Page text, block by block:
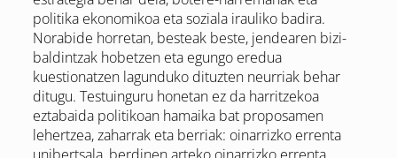
politika ekonomikoa eta soziala irauliko badira.
Norabide horretan, besteak beste, jendearen bizi-
baldintzak hobetzen eta egungo eredua
kuestionatzen lagunduko dituzten neurriak behar
ditugu. Testuinguru honetan ez da harritzekoa
eztabaida politikoan hamaika bat proposamen
lehertzea, zaharrak eta berriak: oinarrizko errenta